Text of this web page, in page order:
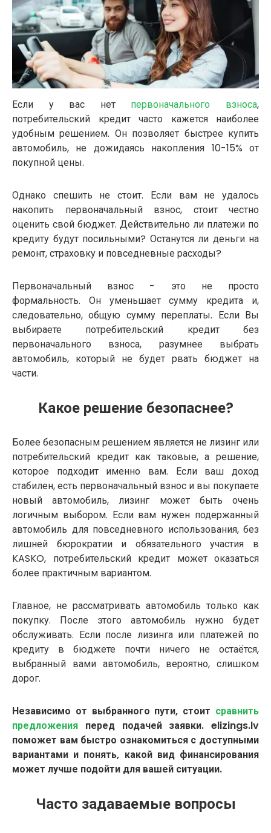
Если у вас нет первоначального взноса,
потребительский кредит часто кажется наиболее
удобным решением. Он позволяет быстрее купить
автомобиль, не дожидаясь накопления 10-15% от
покупной цены.
Однако спешить не стоит. Если вам не удалось
накопить первоначальный взнос, стоит честно
оценить свой бюджет. Действительно ли платежи по
кредиту будут посильными? Останутся ли деньги на
ремонт, страховку и повседневные расходы?
Первоначальный взнос - это не просто
формальность. Он уменьшает сумму кредита и,
следовательно, общую сумму переплаты. Если Вы
выбираете потребительский кредит без
первоначального взноса, разумнее выбрать
автомобиль, который не будет рвать бюджет на
части.
Какое решение безопаснее?
Более безопасным решением является не лизинг или
потребительский кредит как таковые, а решение,
которое подходит именно вам. Если ваш доход
стабилен, есть первоначальный взнос и вы покупаете
новый автомобиль, лизинг может быть очень
логичным выбором. Если вам нужен подержанный
автомобиль для повседневного использования, без
лишней бюрократии и обязательного участия в
KASKO, потребительский кредит может оказаться
более практичным вариантом.
Главное, не рассматривать автомобиль только как
покупку. После этого автомобиль нужно будет
обслуживать. Если после лизинга или платежей по
кредиту в бюджете почти ничего не остаётся,
выбранный вами автомобиль, вероятно, слишком
дорог.
Независимо от выбранного пути, стоит сравнить
предложения перед подачей заявки. elizings.lv
поможет вам быстро ознакомиться с доступными
вариантами и понять, какой вид финансирования
может лучше подойти для вашей ситуации.
Часто задаваемые вопросы